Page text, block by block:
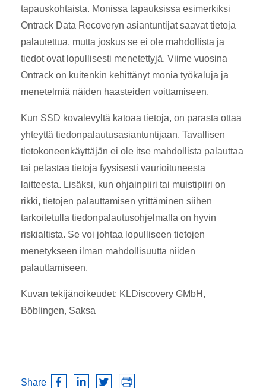
tapauskohtaista. Monissa tapauksissa esimerkiksi
Ontrack Data Recoveryn asiantuntijat saavat tietoja
palautettua, mutta joskus se ei ole mahdollista ja
tiedot ovat lopullisesti menetettyjä. Viime vuosina
Ontrack on kuitenkin kehittänyt monia työkaluja ja
menetelmiä näiden haasteiden voittamiseen.
Kun SSD kovalevyltä katoaa tietoja, on parasta ottaa
yhteyttä tiedonpalautusasiantuntijaan. Tavallisen
tietokoneenkäyttäjän ei ole itse mahdollista palauttaa
tai pelastaa tietoja fyysisesti vaurioituneesta
laitteesta. Lisäksi, kun ohjainpiiri tai muistipiiri on
rikki, tietojen palauttamisen yrittäminen siihen
tarkoitetulla tiedonpalautusohjelmalla on hyvin
riskialtista. Se voi johtaa lopulliseen tietojen
menetykseen ilman mahdollisuutta niiden
palauttamiseen.
Kuvan tekijänoikeudet: KLDiscovery GMbH,
Böblingen, Saksa
Share